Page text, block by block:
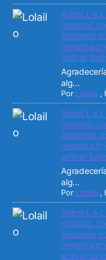
Robot L o
motores.
Asistente
remoto por
activar
alg...
Por Lolailo ,
Robot L o
motores.
Asistente
remoto por
activar
alg...
Por Lolailo ,
Robot L o
motores.
Asistente
remoto por
activar